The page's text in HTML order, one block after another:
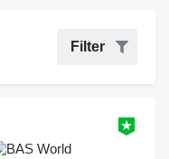
Filter